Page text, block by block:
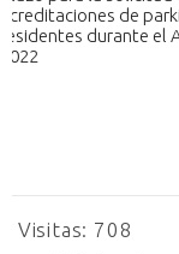
Visitas: 708